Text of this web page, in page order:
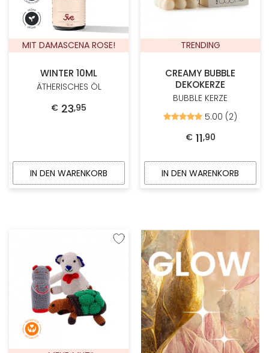
MIT DAMASCENA ROSE!
WINTER 10ML
ÄTHERISCHES ÖL
€ 23,95
IN DEN WARENKORB
TRENDING
CREAMY BUBBLE
DEKOKERZE
BUBBLE KERZE
Bewertet
5.00
von
5.00 (2)
€ 11,90
IN DEN WARENKORB
Zur Wunschliste hinzufügen